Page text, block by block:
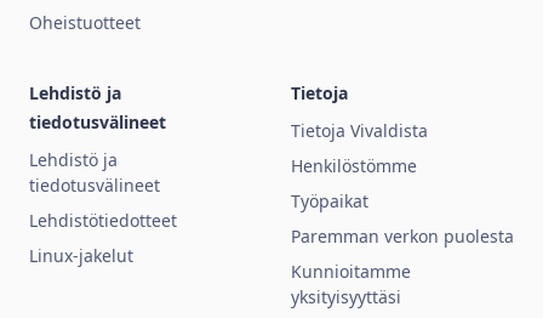
Oheistuotteet
Lehdistö ja
tiedotusvälineet
Lehdistö ja
tiedotusvälineet
Lehdistötiedotteet
Linux-jakelut
Tietoja
Tietoja Vivaldista
Henkilöstömme
Työpaikat
Paremman verkon puolesta
Kunnioitamme
yksityisyyttäsi